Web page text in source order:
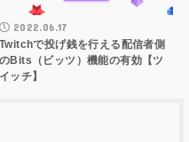
2022.06.17
Twitchで投げ銭を行える配信者側
のBits（ビッツ）機能の有効【ツ
イッチ】